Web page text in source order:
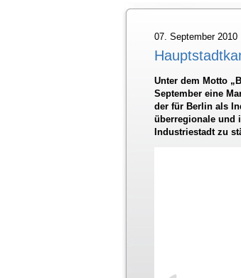
07. September 2010
Unter dem Motto
September eine
der für Berlin als
überregionale und
Industriestadt zu